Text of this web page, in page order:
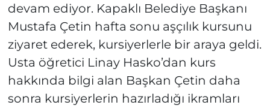
devam ediyor. Kapaklı Belediye Başkanı
Mustafa Çetin hafta sonu aşçılık kursunu
ziyaret ederek, kursiyerlerle bir araya geldi.
Usta öğretici Linay Hasko’dan kurs
hakkında bilgi alan Başkan Çetin daha
sonra kursiyerlerin hazırladığı ikramları